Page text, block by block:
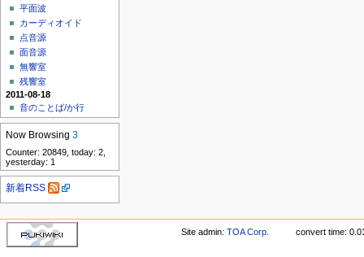
平面波
カーディオイド
点音源
面音源
無響室
残響室
2011-08-18
音のことば/か行
Now Browsing3
Counter: 20849, today: 2,
yesterday: 1
新着RSS
Site admin:TOA Corp. convert time: